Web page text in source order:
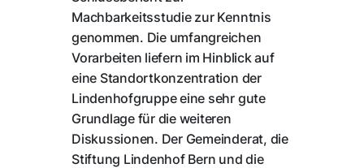
Machbarkeitsstudie zur Kenntnis
genommen. Die umfangreichen
Vorarbeiten liefern im Hinblick auf
eine Standortkonzentration der
Lindenhofgruppe eine sehr gute
Grundlage für die weiteren
Diskussionen. Der Gemeinderat, die
Stiftung Lindenhof Bern und die